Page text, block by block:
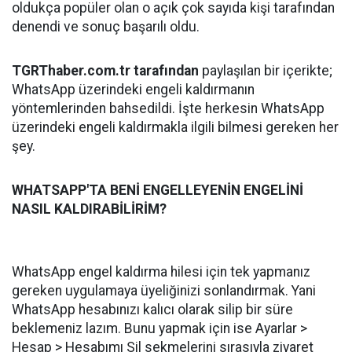
oldukça popüler olan o açık çok sayıda kişi tarafından
denendi ve sonuç başarılı oldu.
TGRThaber.com.tr tarafından paylaşılan bir içerikte;
WhatsApp üzerindeki engeli kaldırmanın
yöntemlerinden bahsedildi. İşte herkesin WhatsApp
üzerindeki engeli kaldırmakla ilgili bilmesi gereken her
şey.
WHATSAPP'TA BENİ ENGELLEYENİN ENGELİNİ
NASIL KALDIRABİLİRİM?
WhatsApp engel kaldırma hilesi için tek yapmanız
gereken uygulamaya üyeliğinizi sonlandırmak. Yani
WhatsApp hesabınızı kalıcı olarak silip bir süre
beklemeniz lazım. Bunu yapmak için ise Ayarlar >
Hesap > Hesabımı Sil sekmelerini sırasıyla ziyaret